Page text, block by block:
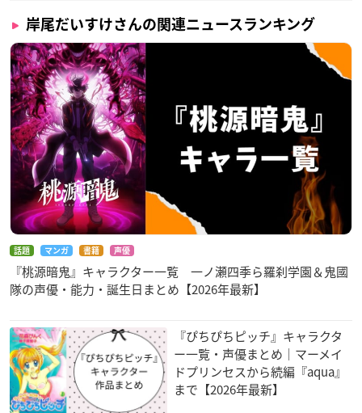
岸尾だいすけさんの関連ニュースランキング
話題 マンガ 書籍 声優
『桃源暗鬼』キャラクター一覧 一ノ瀬四季ら羅刹学園＆鬼國
隊の声優・能力・誕生日まとめ【2026年最新】
『ぴちぴちピッチ』キャラクタ
ー一覧・声優まとめ｜マーメイ
ドプリンセスから続編『aqua』
まで【2026年最新】